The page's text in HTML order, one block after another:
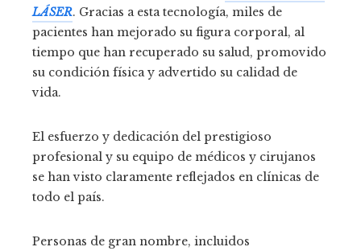
LÁSER. Gracias a esta tecnología, miles de
pacientes han mejorado su figura corporal, al
tiempo que han recuperado su salud, promovido
su condición física y advertido su calidad de
vida.
El esfuerzo y dedicación del prestigioso
profesional y su equipo de médicos y cirujanos
se han visto claramente reflejados en clínicas de
todo el país.
Personas de gran nombre, incluidos